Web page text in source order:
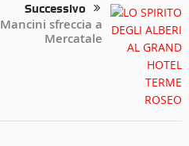
Successivo
sfreccia a
Mercatale